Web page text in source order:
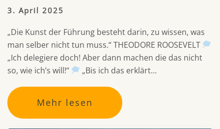
3. April 2025
„Die Kunst der Führung besteht darin, zu wissen, was
man selber nicht tun muss.“ THEODORE ROOSEVELT
„Ich delegiere doch! Aber dann machen die das nicht
so, wie ich’s will!“
„Bis ich das erklärt…
Mehr lesen